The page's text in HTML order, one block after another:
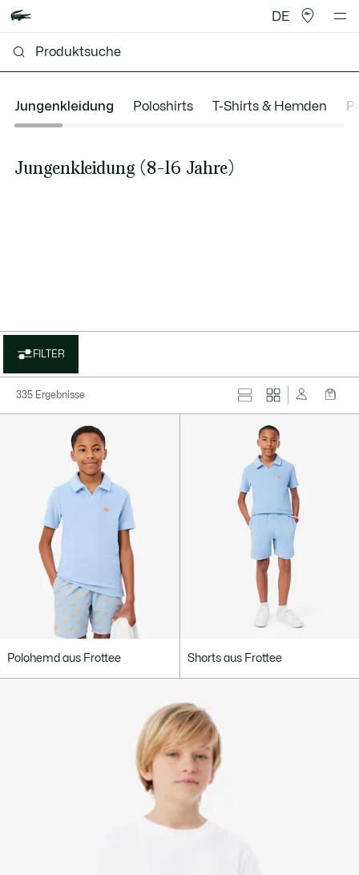
DE
Jungenkleidung Poloshirts T-Shirts & Hemden
Jungenkleidung (8-16 Jahre)
FILTER
335 Ergebnisse
Polohemd aus Frottee Shorts aus Frottee